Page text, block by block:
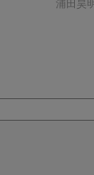
いもの
浦田昊